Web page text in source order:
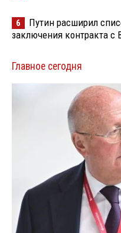
6
Путин расширил
заключения контракта с
Главное сегодня